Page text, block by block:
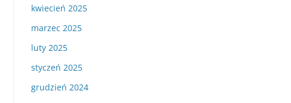
kwiecień 2025
marzec 2025
luty 2025
styczeń 2025
grudzień 2024